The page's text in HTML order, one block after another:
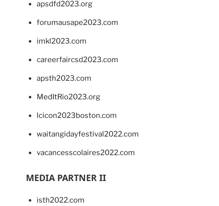
apsdfd2023.org
forumausape2023.com
imkl2023.com
careerfaircsd2023.com
apsth2023.com
MedItRio2023.org
lcicon2023boston.com
waitangidayfestival2022.com
vacancesscolaires2022.com
MEDIA PARTNER II
isth2022.com